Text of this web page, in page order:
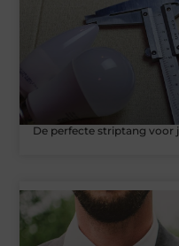
De perfecte striptang voor